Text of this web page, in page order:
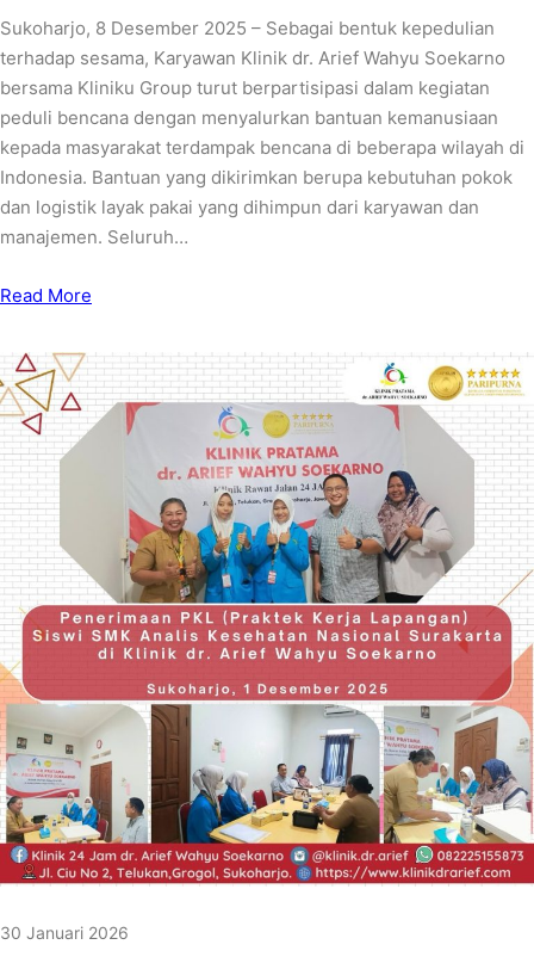
Sukoharjo, 8 Desember 2025 – Sebagai bentuk kepedulian
terhadap sesama, Karyawan Klinik dr. Arief Wahyu Soekarno
bersama Kliniku Group turut berpartisipasi dalam kegiatan
peduli bencana dengan menyalurkan bantuan kemanusiaan
kepada masyarakat terdampak bencana di beberapa wilayah di
Indonesia. Bantuan yang dikirimkan berupa kebutuhan pokok
dan logistik layak pakai yang dihimpun dari karyawan dan
manajemen. Seluruh…
Read More
30 Januari 2026